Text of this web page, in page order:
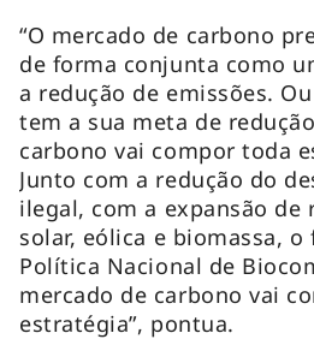
“O mercado de carbono
de forma conjunta como
a redução de emissões.
tem a sua meta de
carbono vai compor toda
Junto com a redução do
ilegal, com a expansão de
solar, eólica e biomassa,
Política Nacional de
mercado de carbono vai
estratégia”, pontua.